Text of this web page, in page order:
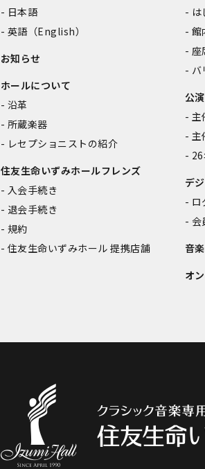
日本語
英語（English）
お知らせ
ホールについて
沿革
所蔵楽器
レセプショニストの紹介
住友生命いずみホールフレンズ
入会手続き
退会手続き
規約
住友生命いずみホール 提携店舗
館
座
バ
公
主
主
デ
ロ
会
音
オ